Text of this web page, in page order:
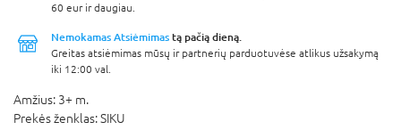
60 eur ir daugiau.
Nemokamas Atsiėmimas tą pačią dieną.
Greitas atsiėmimas mūsų ir partnerių parduotuvėse atlikus užsakymą
iki 12:00 val.
Amžius: 3+ m.
Prekės ženklas:SIKU